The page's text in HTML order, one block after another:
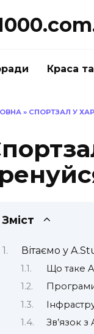
Краса
» СПОРТЗАЛ У
Зміст
Вітаємо у
Що таке
Зв’язок з